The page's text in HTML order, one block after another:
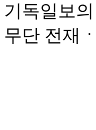
기독일보
무단 전재